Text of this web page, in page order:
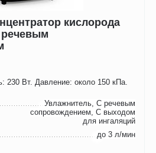
кислорода
речевым
230 Вт. Давление: около 150 кПа.
Увлажнитель, С речевым
сопровождением, С выходом
для ингаляций
до 3 л/мин